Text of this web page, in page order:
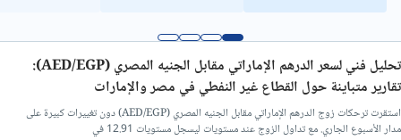
تحليل فني لسعر الدرهم الإماراتي مقابل الجنيه المصري (AED/EGP):
تقارير متباينة حول القطاع غير النفطي في مصر والإمارات
استقرت ترحكات زوج الدرهم الإماراتي مقابل الجنيه المصري (AED/EGP) دون تغييرات كبيرة على
مدار الأسبوع الجاري. مع تداول الزوج عند مستويات ليسجل مستويات 12.91 في